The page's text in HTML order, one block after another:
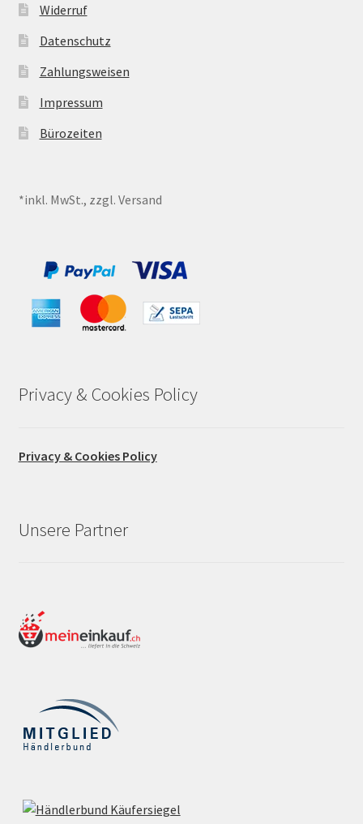
Widerruf
Datenschutz
Zahlungsweisen
Impressum
Bürozeiten
*inkl. MwSt., zzgl. Versand
Privacy & Cookies Policy
Privacy & Cookies Policy
Unsere Partner